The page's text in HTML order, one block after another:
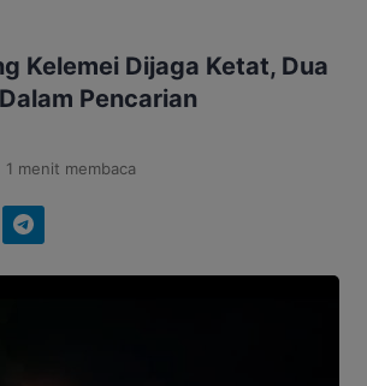
Kelemei Dijaga Ketat, Dua
Pencarian
1 menit membaca